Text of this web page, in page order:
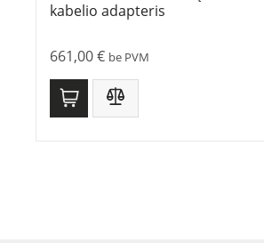
kabelio adapteris
661,00€ be PVM